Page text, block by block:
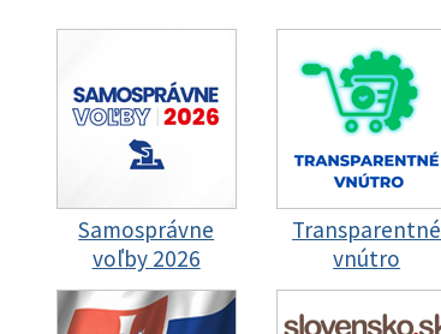
Samosprávne
voľby 2026
Transparentné
vnútro